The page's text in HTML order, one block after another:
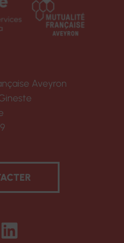
Aveyron
LinkedIn